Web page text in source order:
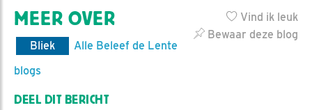
Vind ik leuk
Bewaar deze blog
MEER OVER
Bliek
Alle Beleef de Lente
blogs
DEEL DIT BERICHT